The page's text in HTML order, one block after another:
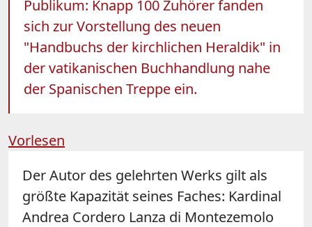
Publikum: Knapp 100 Zuhörer fanden
sich zur Vorstellung des neuen
"Handbuchs der kirchlichen Heraldik" in
der vatikanischen Buchhandlung nahe
der Spanischen Treppe ein.
Vorlesen
Der Autor des gelehrten Werks gilt als
größte Kapazität seines Faches: Kardinal
Andrea Cordero Lanza di Montezemolo